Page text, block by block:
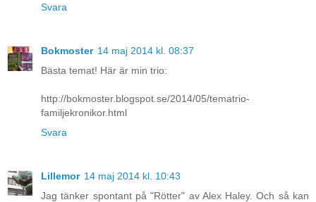
Svara
Bokmoster 14 maj 2014 kl. 08:37
Bästa temat! Här är min trio:
http://bokmoster.blogspot.se/2014/05/tematrio-
familjekronikor.html
Svara
Lillemor 14 maj 2014 kl. 10:43
Jag tänker spontant på "Rötter" av Alex Haley. Och så kan